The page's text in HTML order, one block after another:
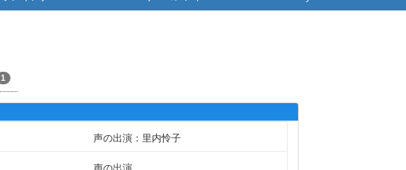
1
声の出演：里内怜子